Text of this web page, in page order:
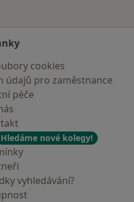
cookies
údajů pro zaměstnance
péče
Hledáme nové kolegy!
vyhledávání?